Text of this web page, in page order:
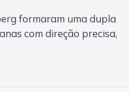
formaram uma dupla
com direção precisa,